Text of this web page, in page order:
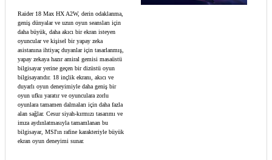
Raider 18 Max HX A2W, derin odaklanma,
geniş dünyalar ve uzun oyun seansları için
daha büyük, daha akıcı bir ekran isteyen
oyuncular ve kişisel bir yapay zeka
asistanına ihtiyaç duyanlar için tasarlanmış,
yapay zekaya hazır amiral gemisi masaüstü
bilgisayar yerine geçen bir dizüstü oyun
bilgisayarıdır. 18 inçlik ekranı, akıcı ve
duyarlı oyun deneyimiyle daha geniş bir
oyun ufku yaratır ve oyunculara zorlu
oyunlara tamamen dalmaları için daha fazla
alan sağlar. Cesur siyah-kırmızı tasarımı ve
imza aydınlatmasıyla tamamlanan bu
bilgisayar, MSI'ın rafine karakteriyle büyük
ekran oyun deneyimi sunar.